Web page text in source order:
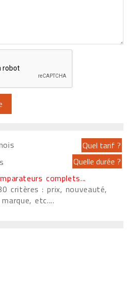
complets...
critères : prix, nouveauté,
etc....